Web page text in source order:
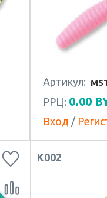
Артикул:
РРЦ: 0.00
Вход /
K002